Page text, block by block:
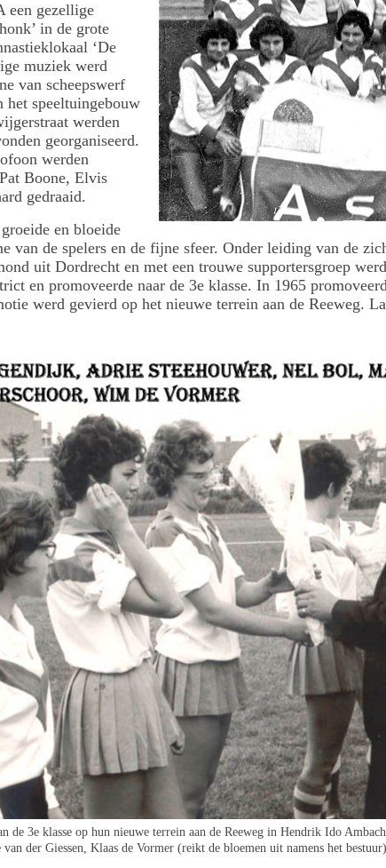
een gezellige
in de grote
‘De
muziek werd
van scheepswerf
het speeltuingebouw
werden
georganiseerd.
werden
Boone, Elvis
gedraaid.
en bloeide
van de spelers en de fijne sfeer. Onder leiding van de
uit Dordrecht en met een trouwe supportersgroep
en promoveerde naar de 3e klasse. In 1965
werd gevierd op het nieuwe terrein aan de Reeweg.
de 3e klasse op hun nieuwe terrein aan de Reeweg in Hendrik Ido
der Giessen, Klaas de Vormer (reikt de bloemen uit namens het